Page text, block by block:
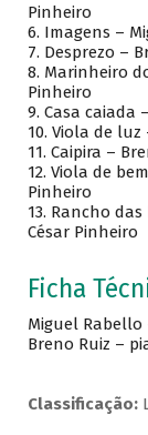
Pinheiro
6. Imagens –
7. Desprezo –
8. Marinheiro
Pinheiro
9. Casa caiada
10. Viola de luz
11. Caipira –
12. Viola de
Pinheiro
13. Rancho
César Pinheiro
Ficha
Miguel Rabello
Breno Ruiz –
Classificação: